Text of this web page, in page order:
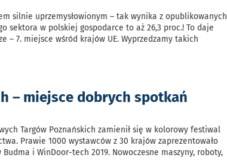
silnie uprzemysłowionym – tak wynika z opublikowanych
sektora w polskiej gospodarce to aż 26,3 proc.! To daje
– 7. miejsce wśród krajów UE. Wyprzedzamy takich
– miejsce dobrych spotkań
Targów Poznańskich zamienił się w kolorowy festiwal
Prawie 1000 wystawców z 30 krajów zaprezentowało
i WinDoor-tech 2019. Nowoczesne maszyny, roboty,